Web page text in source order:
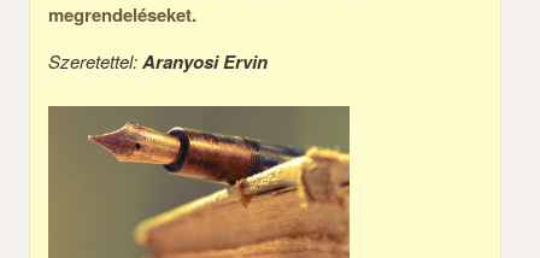
megrendeléseket.
Szeretettel:Aranyosi Ervin